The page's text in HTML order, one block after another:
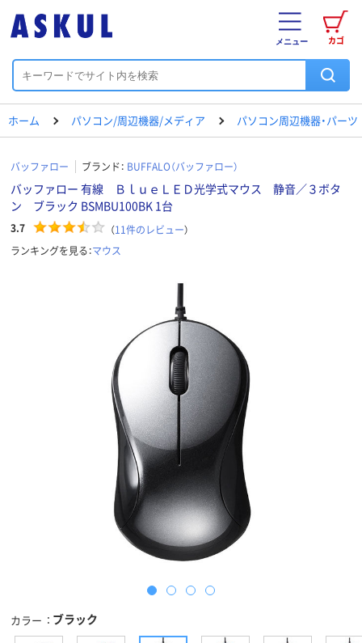
カゴ
メニュー
ホーム パソコン/周辺機器/メディア パソコン周辺機器・パーツ
バッファロー ブランド： BUFFALO（バッファロー）
バッファロー 有線 ＢｌｕｅＬＥＤ光学式マウス 静音／３ボタ
ン ブラック BSMBU100BK 1台
3.7 （11件のレビュー）
ランキングを見る：マウス
カラー ブラック